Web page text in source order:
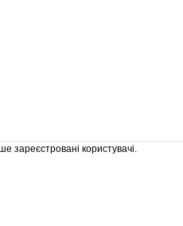
зареєстровані користувачі.